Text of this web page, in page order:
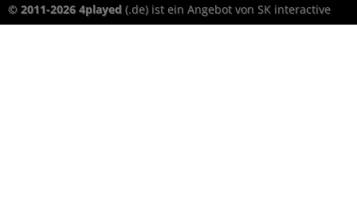
© 2011-2026 4played (.de) ist ein Angebot von SK interactive